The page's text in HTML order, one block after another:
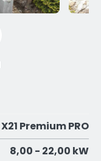
X21 Premium PRO
8,00 - 22,00 kW